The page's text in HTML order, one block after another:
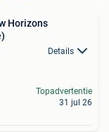
Horizons
Details
Topadvertentie
31 jul 26